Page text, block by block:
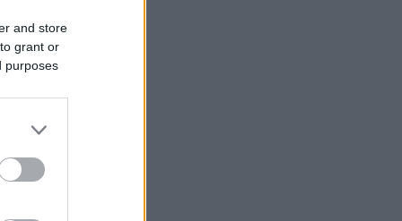
and store
grant or
purposes